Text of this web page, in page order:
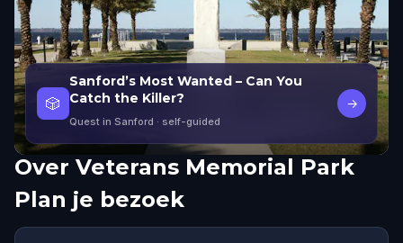
🎲
Sanford’s Most Wanted – Can You
Catch the Killer?
Quest in Sanford · self-guided
→
Over Veterans Memorial Park
Plan je bezoek